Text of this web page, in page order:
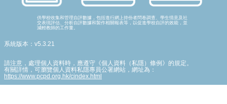
供學校收集和管理自評數據，包括進行網上持份者問卷調查、學生情意及社
交表現評估、分析自評數據和製作相關報表等，以促進學校自評的效能，並
減輕教師的工作量。
系統版本：v5.3.21
請注意，處理個人資料時，應遵守《個人資料（私隱）條例》的規定。
有關詳情，可瀏覽個人資料私隱專員公署網站，網址為：
https://www.pcpd.org.hk/cindex.html